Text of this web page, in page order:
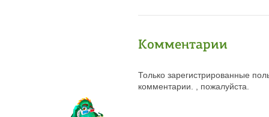
Комментарии
Только зарегистрированные
комментарии. , пожалуйста.